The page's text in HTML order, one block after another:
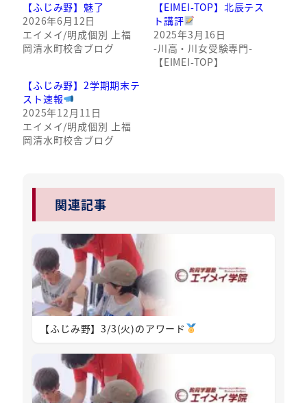
【ふじみ野】魅了
2026年6月12日
エイメイ/明成個別 上福
岡清水町校舎ブログ
【EIMEI-TOP】北辰テス
ト講評
2025年3月16日
-川高・川女受験専門-
【EIMEI-TOP】
【ふじみ野】2学期期末テ
スト速報
2025年12月11日
エイメイ/明成個別 上福
岡清水町校舎ブログ
関連記事
【ふじみ野】3/3(火)のアワード